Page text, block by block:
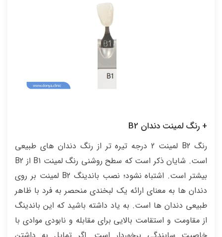
+ رنگ لمینت دندان B2
رنگ B2 لمینت 2 درجه تیره تر از رنگ دندان های طبیعی
است. شایان ذکر است که سطح روشنی رنگ لمینت B1 از B2
بیشتر است. اشتباه نشود؛ نصب باندینگ B2 لمینت بر روی
دندان ها به معنای ارائه یک لبخندی منحصر به فرد با ظاهر
طبیعی دندان ها است. به یاد داشته باشید که این باندینگ
از مقاومت و استقامت بالایی برای مقابله و نابودی موادی با